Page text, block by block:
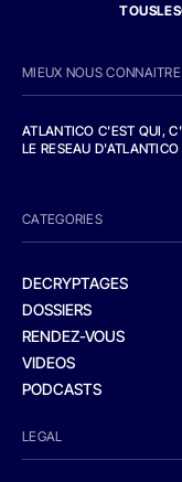
MIEUX NOUS CONNAITRE
ATLANTICO C'EST QUI,
LE RESEAU D'ATLANTICO
CATEGORIES
DECRYPTAGES
DOSSIERS
RENDEZ-VOUS
VIDEOS
PODCASTS
LEGAL